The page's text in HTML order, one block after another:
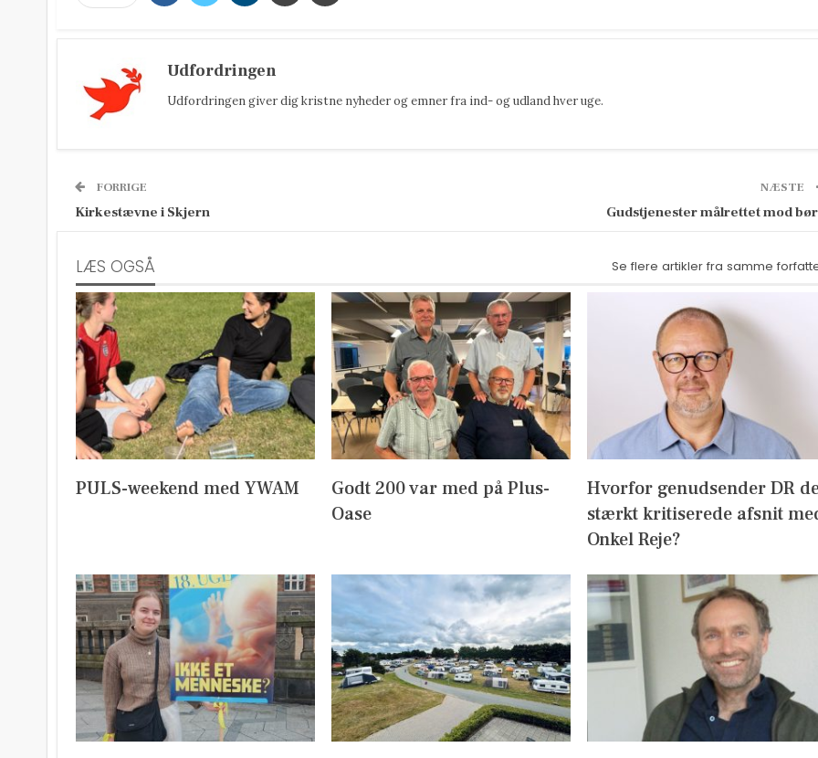
Udfordringen
Udfordringen giver dig kristne nyheder og emner fra ind- og udland hver uge.
FORRIGE
Kirkestævne i Skjern
NÆSTE
Gudstjenester målrettet mod
LÆS OGSÅ Se flere artikler fra samme
PULS-weekend med YWAM
Godt 200 var med på Plus-
Oase
Hvorfor genudsender DR
stærkt kritiserede afsnit
Onkel Reje?